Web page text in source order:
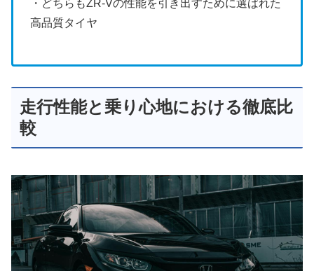
・どちらもZR-Vの性能を引き出すために選ばれた
高品質タイヤ
走行性能と乗り心地における徹底比
較